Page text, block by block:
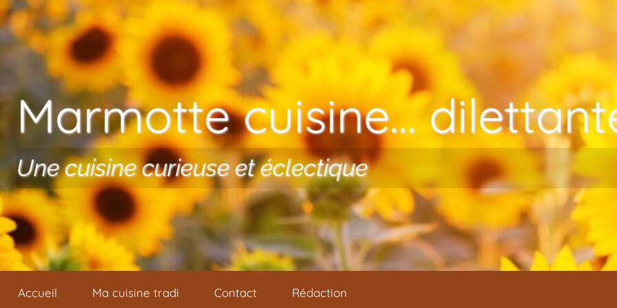
Aller au contenu
Marmotte cuisine…
Une cuisine curieuse et éclectique
Accueil Ma cuisine tradi Contact Rédaction